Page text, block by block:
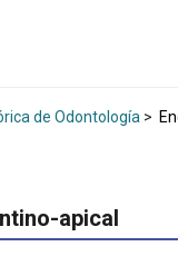
de Odontología >
apical